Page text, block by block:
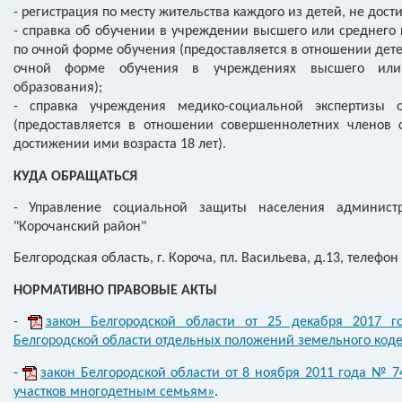
- регистрация по месту жительства каждого из детей, не
- справка об обучении в учреждении высшего или среднего
по очной форме обучения (предоставляется в отношении
очной форме обучения в учреждениях высшего или
образования);
- справка учреждения медико-социальной
(предоставляется в отношении совершеннолетних
достижении ими возраста 18 лет).
КУДА ОБРАЩАТЬСЯ
- Управление социальной защиты населения
"Корочанский район"
Белгородская область, г. Короча, пл. Васильева, д.13,
НОРМАТИВНО ПРАВОВЫЕ АКТЫ
-
закон Белгородской области от 25 декабря
Белгородской области отдельных положений земельного
-
закон Белгородской области от 8 ноября 2011 года №
участков многодетным семьям».